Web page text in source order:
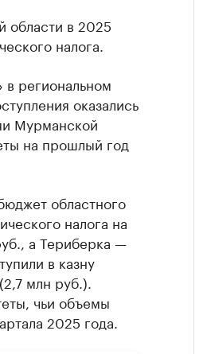
области в 2025
налога.
региональном
оказались
Мурманской
на прошлый год
областного
налога на
а Териберка —
в казну
млн руб.).
чьи объемы
2025 года.